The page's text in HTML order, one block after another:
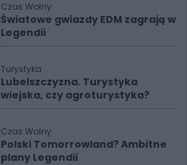
Czas Wolny
Światowe gwiazdy EDM zagrają w
Legendii
Turystyka
Lubelszczyzna. Turystyka
wiejska, czy agroturystyka?
Czas Wolny
Polski Tomorrowland? Ambitne
plany Legendii